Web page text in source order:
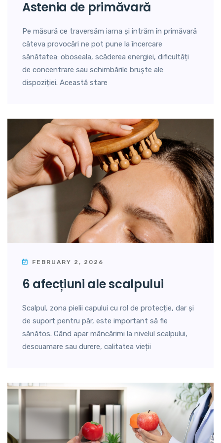
astenia de primăvară
Pe măsură ce traversăm iarna și intrăm în primăvară
câteva provocări ne pot pune la încercare
sănătatea: oboseala, scăderea energiei, dificultăți
de concentrare sau schimbările bruște ale
dispoziției. Această stare
FEBRUARY 2, 2026
6 afecțiuni ale scalpului
Scalpul, zona pielii capului cu rol de protecție, dar și
de suport pentru păr, este important să fie
sănătos. Când apar mâncărimi la nivelul scalpului,
descuamare sau durere, calitatea vieții